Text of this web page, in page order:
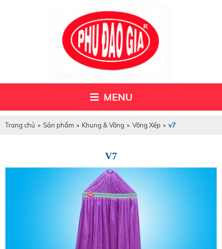
MENU
Trang chủ » Sản phẩm » Khung & Võng » Võng Xếp » v7
V7